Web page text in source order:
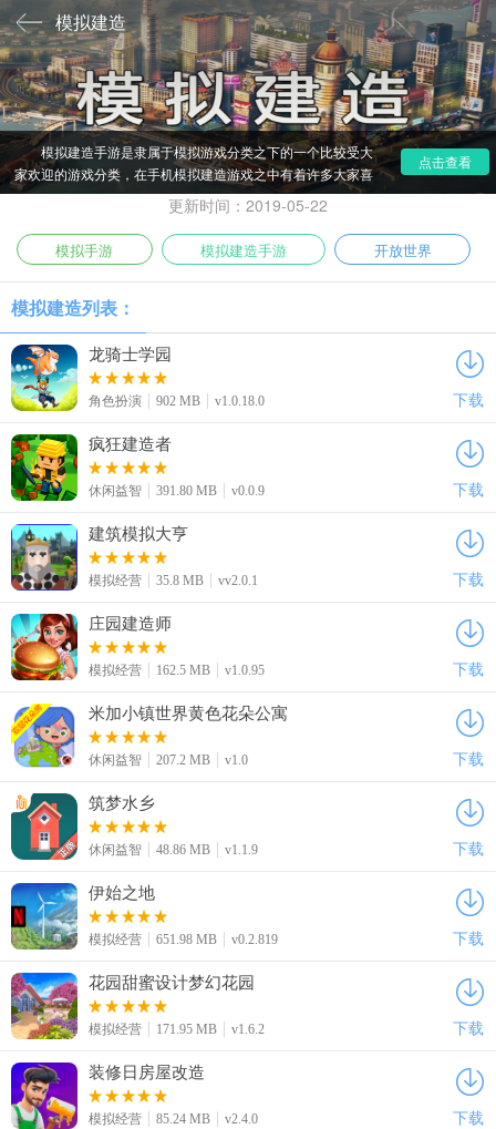
模拟建造
模拟建造手游是隶属于模拟游戏分类之下的一个比较受大
家欢迎的游戏分类，在手机模拟建造游戏之中有着许多大家喜
爱的单机模拟建造游戏，安卓模拟建造游戏等等精品游戏，为
了方便大家的选择，爱东东手游特意带来了这批模拟建造游
戏。
点击查看
更新时间：2019-05-22
模拟手游 模拟建造手游 开放世界
模拟建造列表：
龙骑士学园
角色扮演 902 MB v1.0.18.0 下载
疯狂建造者
休闲益智 391.80 MB v0.0.9 下载
建筑模拟大亨
模拟经营 35.8 MB vv2.0.1 下载
庄园建造师
模拟经营 162.5 MB v1.0.95 下载
米加小镇世界黄色花朵公寓
休闲益智 207.2 MB v1.0 下载
筑梦水乡
休闲益智 48.86 MB v1.1.9 下载
伊始之地
模拟经营 651.98 MB v0.2.819 下载
花园甜蜜设计梦幻花园
模拟经营 171.95 MB v1.6.2 下载
装修日房屋改造
模拟经营 85.24 MB v2.4.0 下载